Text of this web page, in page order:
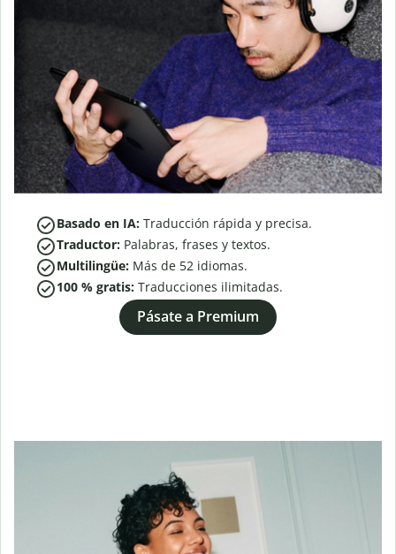
Basado en IA: Traducción rápida y precisa.
Traductor: Palabras, frases y textos.
Multilingüe: Más de 52 idiomas.
100 % gratis: Traducciones ilimitadas.
Pásate a Premium